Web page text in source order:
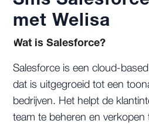
met Welisa
Wat is Salesforce?
Salesforce is een cloud-
dat is uitgegroeid tot een
bedrijven. Het helpt de
team te beheren en verkopen